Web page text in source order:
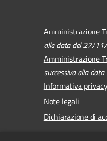
Amministrazione
alla data del 27/
Amministrazione
successiva alla
Informativa privacy
Note legali
Dichiarazione di